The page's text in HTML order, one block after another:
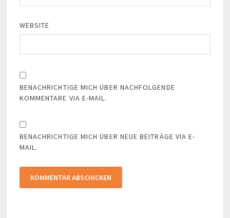
WEBSITE
BENACHRICHTIGE MICH ÜBER NACHFOLGENDE
KOMMENTARE VIA E-MAIL.
BENACHRICHTIGE MICH ÜBER NEUE BEITRÄGE VIA E-
MAIL.